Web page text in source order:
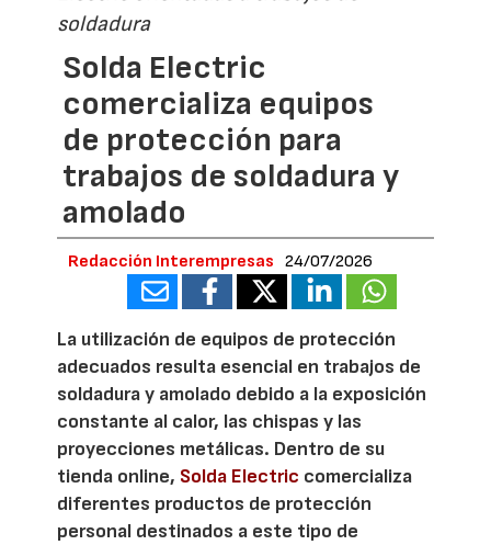
soldadura
Solda Electric
comercializa equipos
de protección para
trabajos de soldadura y
amolado
Redacción Interempresas 24/07/2026
La utilización de equipos de protección
adecuados resulta esencial en trabajos de
soldadura y amolado debido a la exposición
constante al calor, las chispas y las
proyecciones metálicas. Dentro de su
tienda online, Solda Electric comercializa
diferentes productos de protección
personal destinados a este tipo de